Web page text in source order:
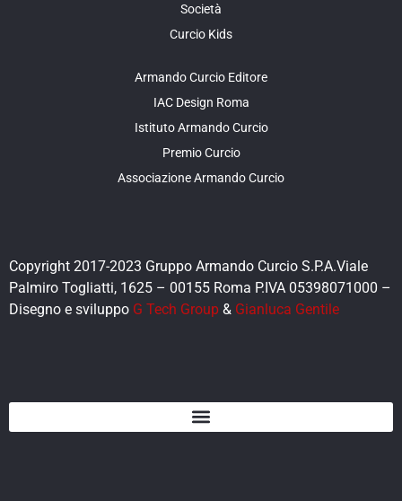
Società
Curcio Kids
Armando Curcio Editore
IAC Design Roma
Istituto Armando Curcio
Premio Curcio
Associazione Armando Curcio
Copyright 2017-2023 Gruppo Armando Curcio S.P.A.Viale
Palmiro Togliatti, 1625 – 00155 Roma P.IVA 05398071000 –
Disegno e sviluppo G Tech Group & Gianluca Gentile